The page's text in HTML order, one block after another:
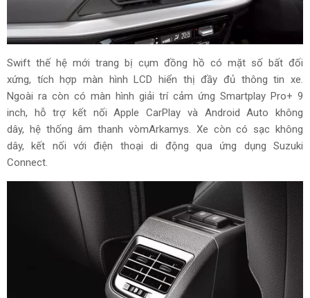
Swift thế hệ mới trang bị cụm đồng hồ có mặt số bất đối
xứng, tích hợp màn hình LCD hiển thị đầy đủ thông tin xe.
Ngoài ra còn có màn hình giải trí cảm ứng Smartplay Pro+ 9
inch, hỗ trợ kết nối Apple CarPlay và Android Auto không
dây, hệ thống âm thanh vòmArkamys. Xe còn có sạc không
dây, kết nối với điện thoại di động qua ứng dụng Suzuki
Connect.